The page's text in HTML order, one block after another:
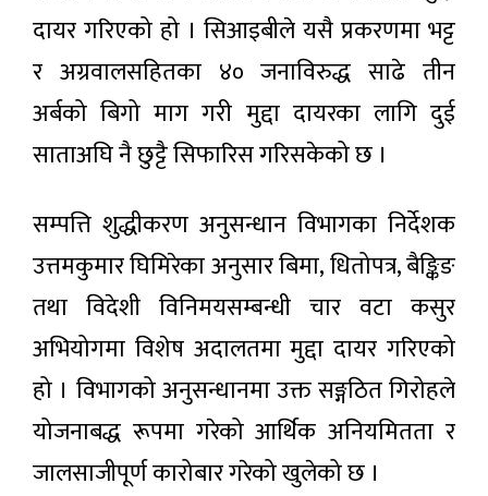
दायर गरिएको हो । सिआइबीले यसै प्रकरणमा भट्ट
र अग्रवालसहितका ४० जनाविरुद्ध साढे तीन
अर्बको बिगो माग गरी मुद्दा दायरका लागि दुई
साताअघि नै छुट्टै सिफारिस गरिसकेको छ ।
सम्पत्ति शुद्धीकरण अनुसन्धान विभागका निर्देशक
उत्तमकुमार घिमिरेका अनुसार बिमा, धितोपत्र, बैङ्किङ
तथा विदेशी विनिमयसम्बन्धी चार वटा कसुर
अभियोगमा विशेष अदालतमा मुद्दा दायर गरिएको
हो । विभागको अनुसन्धानमा उक्त सङ्गठित गिरोहले
योजनाबद्ध रूपमा गरेको आर्थिक अनियमितता र
जालसाजीपूर्ण कारोबार गरेको खुलेको छ ।